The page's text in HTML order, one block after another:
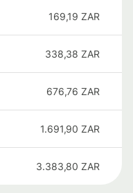
169,19 ZAR
338,38 ZAR
676,76 ZAR
1.691,90 ZAR
3.383,80 ZAR